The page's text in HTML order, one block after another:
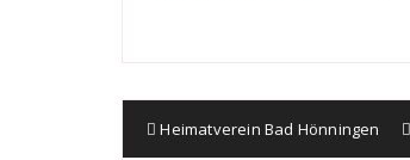
Heimatverein Bad Hönningen